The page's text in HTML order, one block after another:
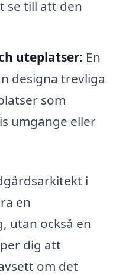
se till att den
uteplatser: En
designa trevliga
som
umgänge eller
i
en
utan också en
dig att
om det